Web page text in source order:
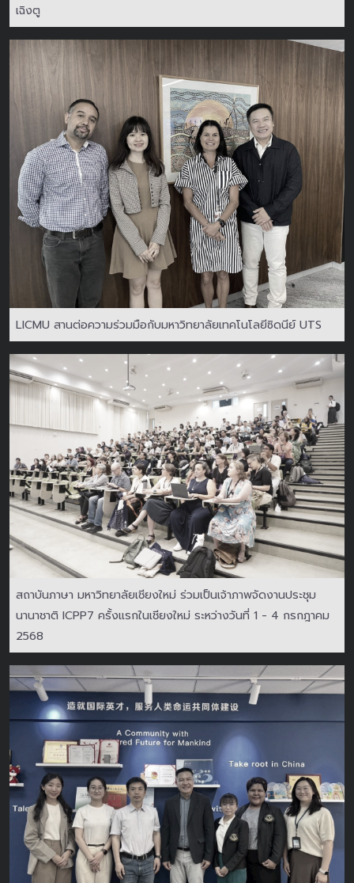
เฉิงตู
LICMU สานต่อความร่วมมือกับมหาวิทยาลัยเทคโนโลยีซิดนีย์ UTS
สถาบันภาษา มหาวิทยาลัยเชียงใหม่ ร่วมเป็นเจ้าภาพจัดงานประชุม
นานาชาติ ICPP7 ครั้งแรกในเชียงใหม่ ระหว่างวันที่ 1 - 4 กรกฎาคม
2568